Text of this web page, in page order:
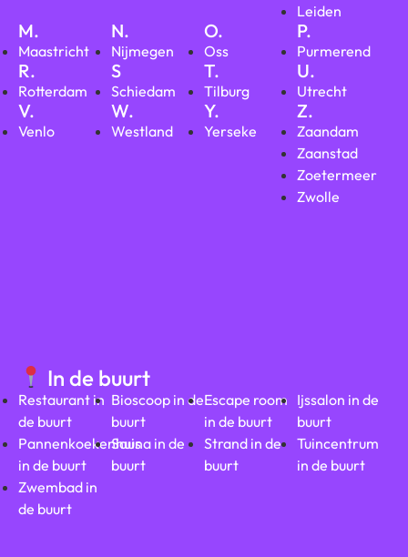
Leiden
M.
Maastricht
N.
Nijmegen
O.
Oss
P.
Purmerend
R.
Rotterdam
S
Schiedam
T.
Tilburg
U.
Utrecht
V.
Venlo
W.
Westland
Y.
Yerseke
Z.
Zaandam
Zaanstad
Zoetermeer
Zwolle
In de buurt
Restaurant in
de buurt
Pannenkoekenhuis
in de buurt
Zwembad in
de buurt
Bioscoop in de
buurt
Sauna in de
buurt
Escape room
in de buurt
Strand in de
buurt
Ijssalon in de
buurt
Tuincentrum
in de buurt